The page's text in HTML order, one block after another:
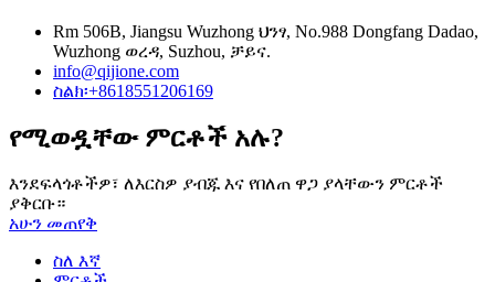
Rm 506B, Jiangsu Wuzhong ህንፃ, No.988 Dongfang Dadao,
Wuzhong ወረዳ, Suzhou, ቻይና.
info@qijione.com
ስልክ፡+8618551206169
የሚወዷቸው ምርቶች አሉ?
እንደፍላጎቶችዎ፣ ለእርስዎ ያብጁ እና የበለጠ ዋጋ ያላቸውን ምርቶች
ያቅርቡ።
አሁን መጠየቅ
ስለ እኛ